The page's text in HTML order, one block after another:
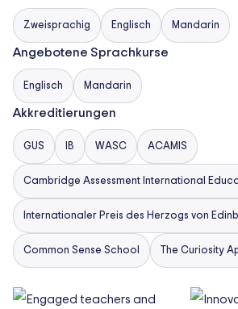
Zweisprachig Englisch Mandarin
Angebotene Sprachkurse
Englisch Mandarin
Akkreditierungen
GUS IB WASC ACAMIS
Cambridge Assessment International
Internationaler Preis des Herzogs von
Common Sense School The Curiosity